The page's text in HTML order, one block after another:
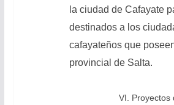
la ciudad de Cafayate
destinados a los
cafayateños que
provincial de Salta.
VI. Proyectos